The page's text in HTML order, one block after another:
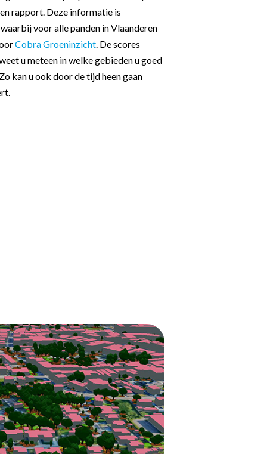
rapport. Deze informatie is
voor alle panden in Vlaanderen
Cobra Groeninzicht . De scores
u meteen in welke gebieden u goed
kan u ook door de tijd heen gaan